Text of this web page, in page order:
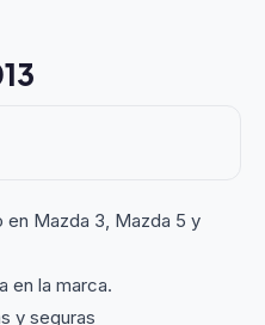
en Mazda 3, Mazda 5 y
en la marca.
y seguras